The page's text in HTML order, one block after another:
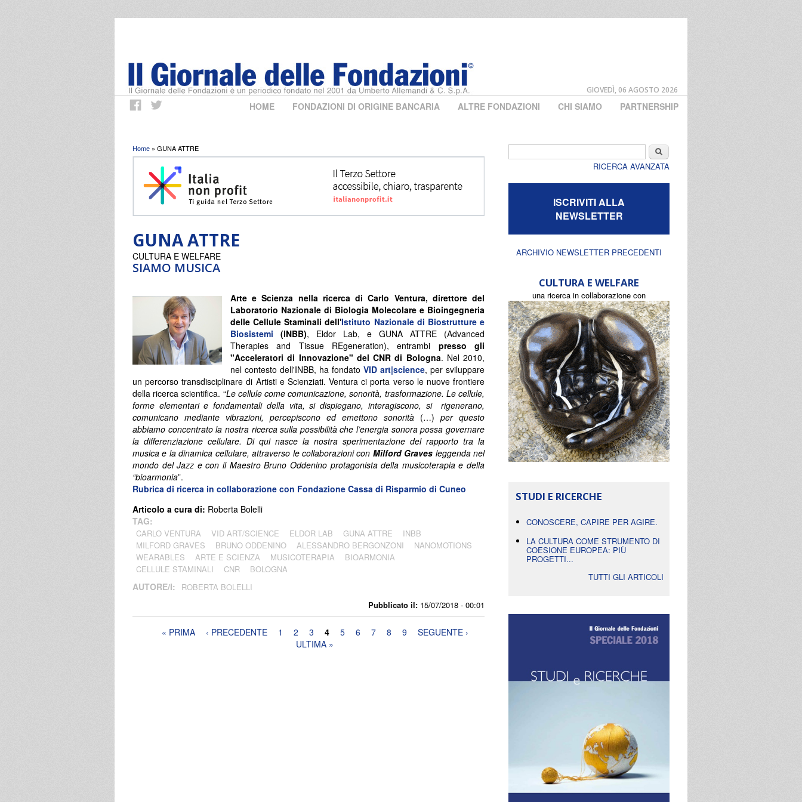
GIOVEDÌ, 06 AGOSTO 2026
HOME FONDAZIONI DI ORIGINE BANCARIA ALTRE FONDAZIONI CHI SIAMO PARTNERSHIP
Tu sei qui
Home » GUNA ATTRE
GUNA ATTRE
SIAMO MUSICA
Pubblicato il: 15/07/2018 - 00:01
CULTURA E WELFARE
Arte e Scienza nella ricerca di Carlo Ventura, direttore del
Laboratorio Nazionale di Biologia Molecolare e Bioingegneria
delle Cellule Staminali dell'Istituto Nazionale di Biostrutture e
Biosistemi (INBB), Eldor Lab, e GUNA ATTRE (Advanced
Therapies and Tissue REgeneration), entrambi presso gli
"Acceleratori di Innovazione" del CNR di Bologna. Nel 2010,
nel contesto dell'INBB, ha fondato VID art|science, per sviluppare
un percorso transdisciplinare di Artisti e Scienziati. Ventura ci porta verso le nuove frontiere
della ricerca scientifica. “Le cellule come comunicazione, sonorità, trasformazione. Le cellule,
forme elementari e fondamentali della vita, si dispiegano, interagiscono, si rigenerano,
comunicano mediante vibrazioni, percepiscono ed emettono sonorità (…) per questo
abbiamo concentrato la nostra ricerca sulla possibilità che l’energia sonora possa governare
la differenziazione cellulare. Di qui nasce la nostra sperimentazione del rapporto tra la
musica e la dinamica cellulare, attraverso le collaborazioni con Milford Graves leggenda nel
mondo del Jazz e con il Maestro Bruno Oddenino protagonista della musicoterapia e della
“bioarmonia”.
Rubrica di ricerca in collaborazione con Fondazione Cassa di Risparmio di Cuneo
Articolo a cura di: Roberta Bolelli
TAG:
CARLO VENTURA VID ART/SCIENCE ELDOR LAB GUNA ATTRE
INBB
MILFORD GRAVES
BRUNO ODDENINO ALESSANDRO BERGONZONI
NANOMOTIONS
WEARABLES
ARTE E SCIENZA MUSICOTERAPIA
BIOARMONIA
CELLULE STAMINALI
CNR BOLOGNA
AUTORE/I: ROBERTA BOLELLI
Pagine« PRIMA ‹ PRECEDENTE 1 2 3 4 5 6 7 8 9
SEGUENTE ›
ULTIMA »
Cerca
RICERCA AVANZATA
ISCRIVITI ALLA
NEWSLETTER
ARCHIVIO NEWSLETTER PRECEDENTI
CULTURA E WELFARE
una ricerca in collaborazione con
STUDI E RICERCHE
CONOSCERE, CAPIRE PER AGIRE.
LA CULTURA COME STRUMENTO DI
COESIONE EUROPEA: PIÙ
PROGETTI...
TUTTI GLI ARTICOLI